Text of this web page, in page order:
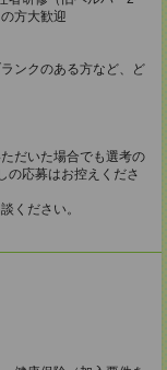
方大歓迎
ンクのある方など、ど
だいた場合でも選考の
の応募はお控えくださ
ください。